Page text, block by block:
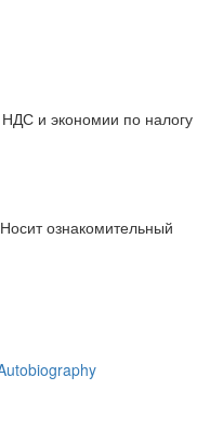
и экономии по налогу
ознакомительный